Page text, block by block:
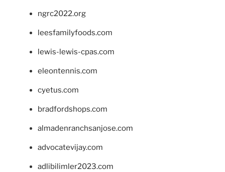
ngrc2022.org
leesfamilyfoods.com
lewis-lewis-cpas.com
eleontennis.com
cyetus.com
bradfordshops.com
almadenranchsanjose.com
advocatevijay.com
adlibilimler2023.com